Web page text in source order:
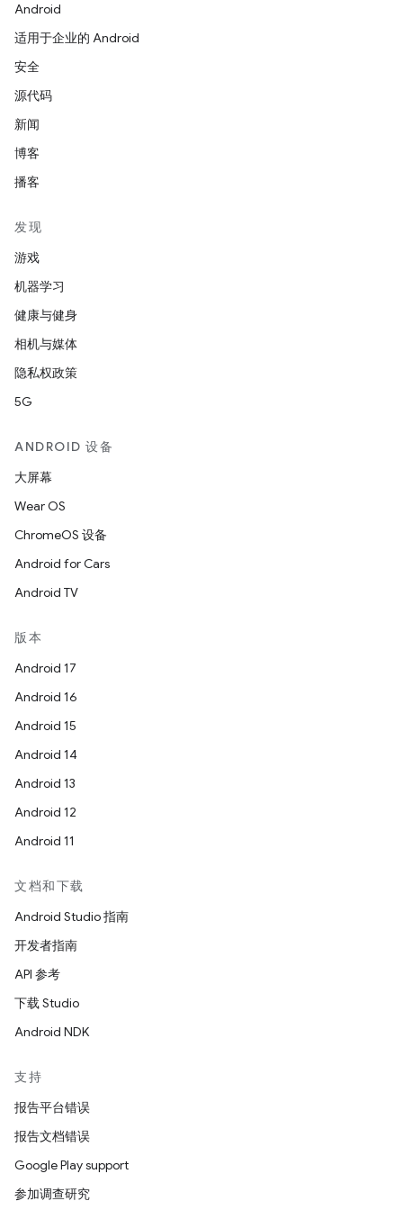
Android
适用于企业的 Android
安全
源代码
新闻
博客
播客
发现
游戏
机器学习
健康与健身
相机与媒体
隐私权政策
5G
ANDROID 设备
大屏幕
Wear OS
ChromeOS 设备
Android for Cars
Android TV
版本
Android 17
Android 16
Android 15
Android 14
Android 13
Android 12
Android 11
文档和下载
Android Studio 指南
开发者指南
API 参考
下载 Studio
Android NDK
支持
报告平台错误
报告文档错误
Google Play support
参加调查研究